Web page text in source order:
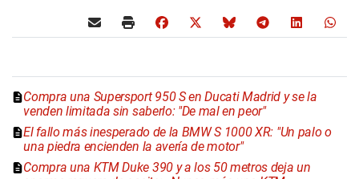
Compra una Supersport 950 S en Ducati Madrid y se la
venden limitada sin saberlo: "De mal en peor"
El fallo más inesperado de la BMW S 1000 XR: "Un palo o
una piedra encienden la avería de motor"
Compra una KTM Duke 390 y a los 50 metros deja un